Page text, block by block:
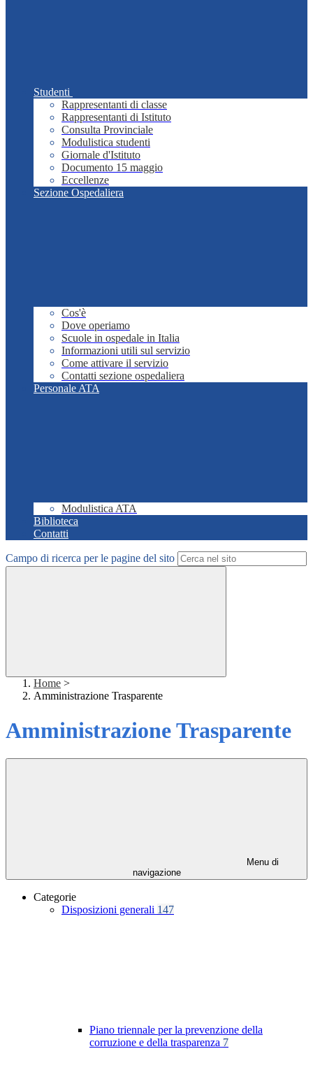
Studenti
Rappresentanti di classe
Rappresentanti di Istituto
Consulta Provinciale
Modulistica studenti
Giornale d'Istituto
Documento 15 maggio
Eccellenze
Sezione Ospedaliera
Cos'è
Dove operiamo
Scuole in ospedale in Italia
Informazioni utili sul servizio
Come attivare il servizio
Contatti sezione ospedaliera
Personale ATA
Modulistica ATA
Biblioteca
Contatti
Campo di ricerca per le pagine del sito
Home >
Amministrazione Trasparente
Amministrazione Trasparente
Menu di
navigazione
Categorie
Disposizioni generali 147
Piano triennale per la prevenzione della
corruzione e della trasparenza 7